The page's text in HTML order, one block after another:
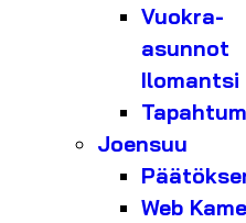
Vuokra-
asunnot
Ilomantsi
Joensuu
Web